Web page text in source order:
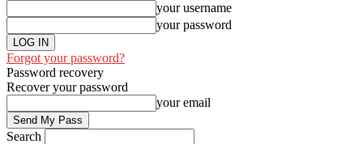
your username
your password
Forgot your password?
Password recovery
Recover your password
your email
Search